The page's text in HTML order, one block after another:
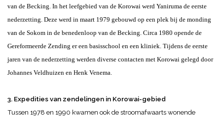
van de Becking. In het leefgebied van de Korowai werd Yaniruma de eerste
nederzetting. Deze werd in maart 1979 gebouwd op een plek bij de monding
van de Sokom in de benedenloop van de Becking. Circa 1980 opende de
Gereformeerde Zending er een basisschool en een kliniek. Tijdens de eerste
jaren van de nederzetting werden diverse contacten met Korowai gelegd door
Johannes Veldhuizen en Henk Venema.
3. Expedities van zendelingen in Korowai-gebied
Tussen 1978 en 1990 kwamen ook de stroomafwaarts wonende